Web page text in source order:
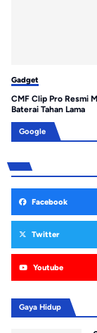
Gadget
CMF Clip Pro Resmi
Baterai Tahan Lama
Google
Facebook
Twitter
Youtube
Gaya Hidup